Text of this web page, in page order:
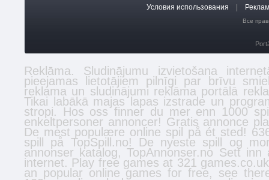
Условия использования
Все
Reklāma. Sludinājumu izvietošana
pieejamas lietotājiem pilnīgi par brīvu
reklama un sludinājumi reklāma portālā
Tikai labākā majas lapas izstrade un
stropi. Hos oss finner du mer enn 1000
enkeltpersoner annoncer! Gratis annonce
De mest populære online spil på ét sted!
spill på TopSpill.no! De nyeste spill og
annonser katalog, TopAnnonser.no Sett
internet. Play free games at 321
an popular online games for free, see